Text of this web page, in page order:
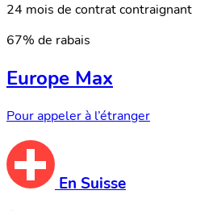
24 mois de contrat contraignant
67% de rabais
Europe Max
Pour appeler à l’étranger
En Suisse